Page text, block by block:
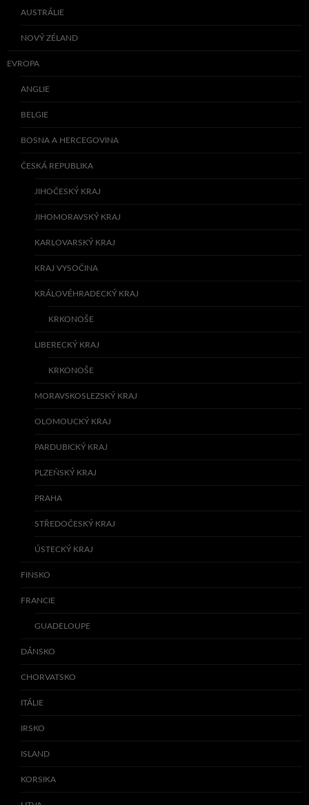
AUSTRÁLIE
NOVÝ ZÉLAND
EVROPA
ANGLIE
BELGIE
BOSNA A HERCEGOVINA
ČESKÁ REPUBLIKA
JIHOČESKÝ KRAJ
JIHOMORAVSKÝ KRAJ
KARLOVARSKÝ KRAJ
KRAJ VYSOČINA
KRÁLOVÉHRADECKÝ KRAJ
KRKONOŠE
LIBERECKÝ KRAJ
KRKONOŠE
MORAVSKOSLEZSKÝ KRAJ
OLOMOUCKÝ KRAJ
PARDUBICKÝ KRAJ
PLZEŇSKÝ KRAJ
PRAHA
STŘEDOČESKÝ KRAJ
ÚSTECKÝ KRAJ
FINSKO
FRANCIE
GUADELOUPE
DÁNSKO
CHORVATSKO
ITÁLIE
IRSKO
ISLAND
KORSIKA